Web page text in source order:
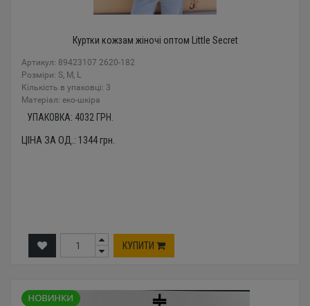
Куртки кожзам жіночі оптом Little Secret
Артикул: 89423107 2620-182
Розміри: S, M, L
Кількість в упаковці: 3
Mатеріал: еко-шкіра
УПАКОВКА: 4032 ГРН.
ЦІНА ЗА ОД.: 1344грн.
КУПИТИ